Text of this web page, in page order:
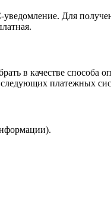
Для
в качестве способа
платежных